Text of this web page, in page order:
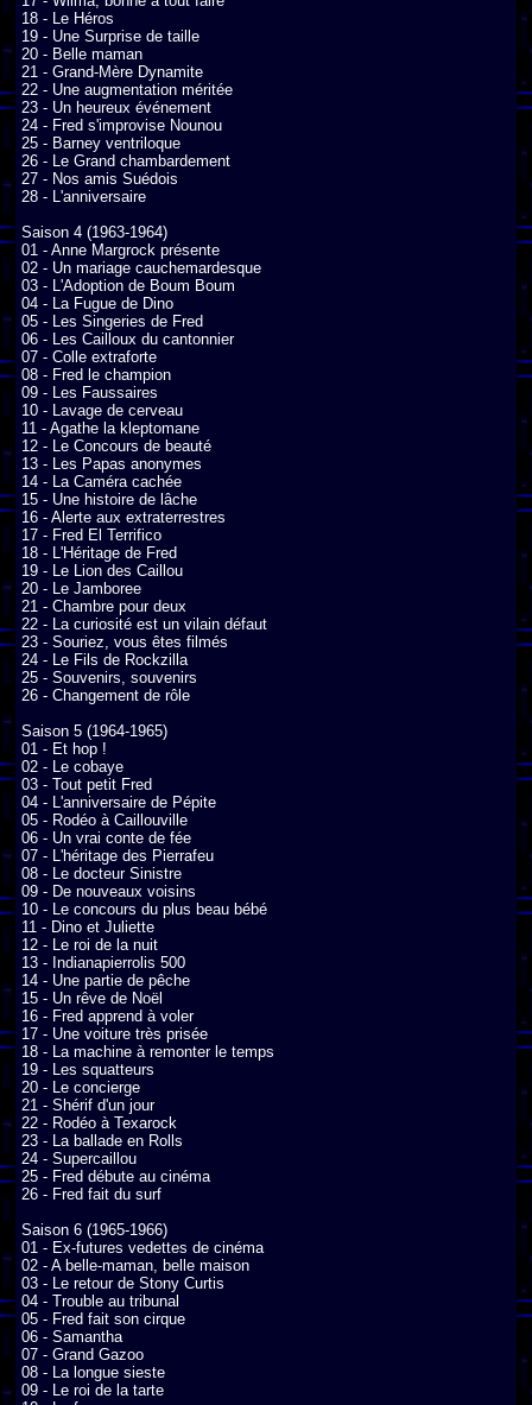
18 - Le Héros
19 - Une Surprise de taille
20 - Belle maman
21 - Grand-Mère Dynamite
22 - Une augmentation méritée
23 - Un heureux événement
24 - Fred s'improvise Nounou
25 - Barney ventriloque
26 - Le Grand chambardement
27 - Nos amis Suédois
28 - L'anniversaire
Saison 4 (1963-1964)
01 - Anne Margrock présente
02 - Un mariage cauchemardesque
03 - L'Adoption de Boum Boum
04 - La Fugue de Dino
05 - Les Singeries de Fred
06 - Les Cailloux du cantonnier
07 - Colle extraforte
08 - Fred le champion
09 - Les Faussaires
10 - Lavage de cerveau
11 - Agathe la kleptomane
12 - Le Concours de beauté
13 - Les Papas anonymes
14 - La Caméra cachée
15 - Une histoire de lâche
16 - Alerte aux extraterrestres
17 - Fred El Terrifico
18 - L'Héritage de Fred
19 - Le Lion des Caillou
20 - Le Jamboree
21 - Chambre pour deux
22 - La curiosité est un vilain défaut
23 - Souriez, vous êtes filmés
24 - Le Fils de Rockzilla
25 - Souvenirs, souvenirs
26 - Changement de rôle
Saison 5 (1964-1965)
01 - Et hop !
02 - Le cobaye
03 - Tout petit Fred
04 - L'anniversaire de Pépite
05 - Rodéo à Caillouville
06 - Un vrai conte de fée
07 - L'héritage des Pierrafeu
08 - Le docteur Sinistre
09 - De nouveaux voisins
10 - Le concours du plus beau bébé
11 - Dino et Juliette
12 - Le roi de la nuit
13 - Indianapierrolis 500
14 - Une partie de pêche
15 - Un rêve de Noël
16 - Fred apprend à voler
17 - Une voiture très prisée
18 - La machine à remonter le temps
19 - Les squatteurs
20 - Le concierge
21 - Shérif d'un jour
22 - Rodéo à Texarock
23 - La ballade en Rolls
24 - Supercaillou
25 - Fred débute au cinéma
26 - Fred fait du surf
Saison 6 (1965-1966)
01 - Ex-futures vedettes de cinéma
02 - A belle-maman, belle maison
03 - Le retour de Stony Curtis
04 - Trouble au tribunal
05 - Fred fait son cirque
06 - Samantha
07 - Grand Gazoo
08 - La longue sieste
09 - Le roi de la tarte